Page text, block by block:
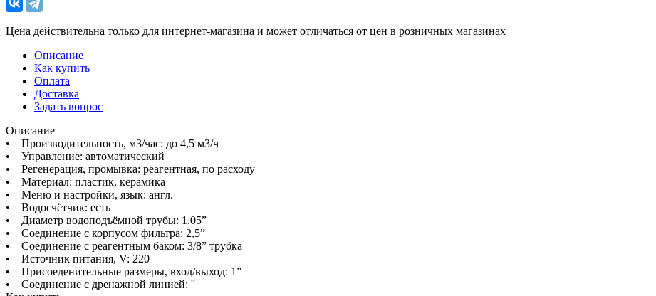
Цена действительна только для интернет-магазина и может отличаться от цен в розничных магазинах
Описание
Как купить
Оплата
Доставка
Задать вопрос
Описание
• Производительность, м3/час: до 4,5 м3/ч
• Управление: автоматический
• Регенерация, промывка: реагентная, по расходу
• Материал: пластик, керамика
• Меню и настройки, язык: англ.
• Водосчётчик: есть
• Диаметр водоподъёмной трубы: 1.05”
• Соединение с корпусом фильтра: 2,5”
• Соединение с реагентным баком: 3/8” трубка
• Источник питания, V: 220
• Присоеденительные размеры, вход/выход: 1”
• Соединение с дренажной линией: ''